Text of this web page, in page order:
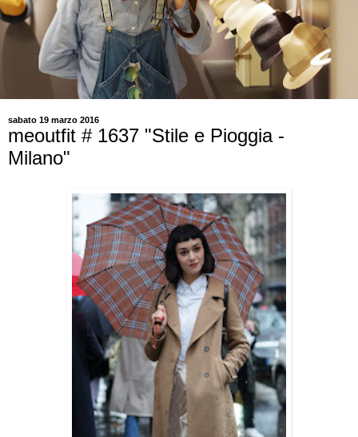
sabato 19 marzo 2016
meoutfit # 1637 "Stile e Pioggia -
Milano"